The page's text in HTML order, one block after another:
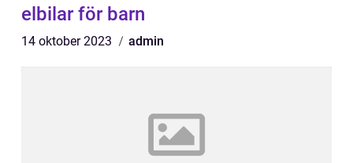
elbilar för barn
14 oktober 2023 admin